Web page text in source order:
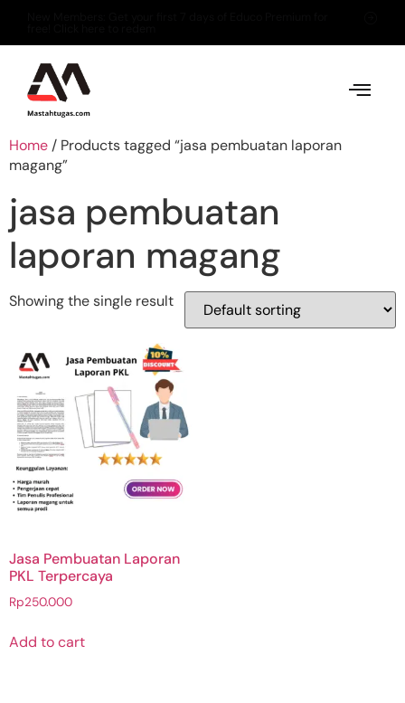
Home / Products tagged “jasa pembuatan laporan
magang”
jasa pembuatan
laporan magang
Showing the single result
Jasa Pembuatan Laporan
PKL Terpercaya
Rp250.000
Add to cart